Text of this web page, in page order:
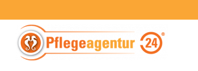
to
content